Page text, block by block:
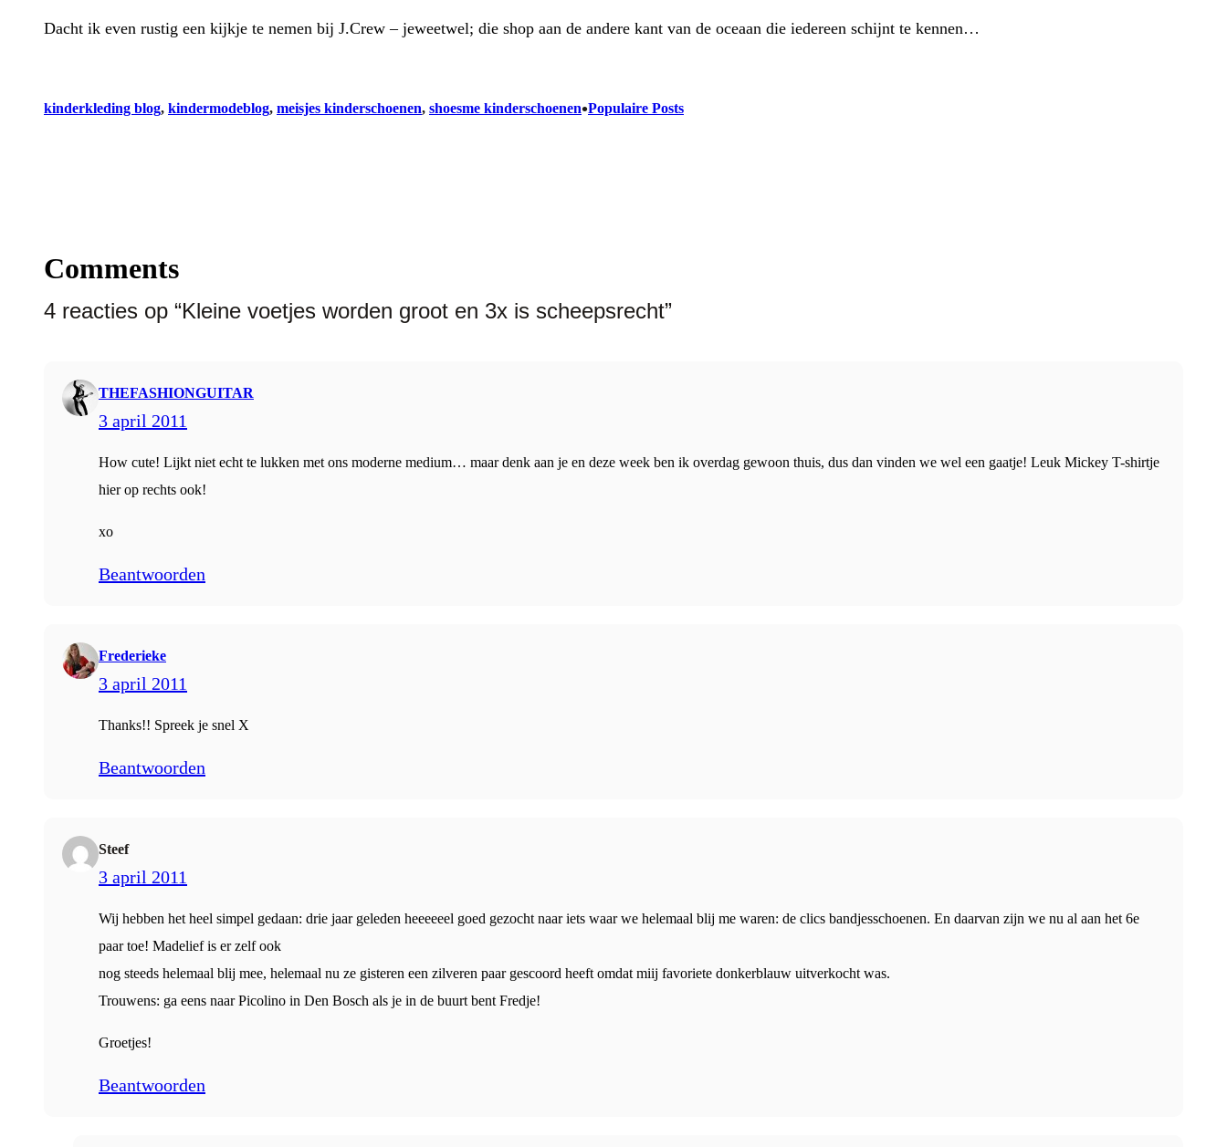
Dacht ik even rustig een kijkje te nemen bij J.Crew – jeweetwel; die shop aan de andere kant van de oceaan die iedereen schijnt te kennen…
kinderkleding blog, kindermodeblog, meisjes kinderschoenen, shoesme kinderschoenen•Populaire Posts
Comments
4 reacties op “Kleine voetjes worden groot en 3x is scheepsrecht”
THEFASHIONGUITAR
3 april 2011
How cute! Lijkt niet echt te lukken met ons moderne medium… maar denk aan je en deze week ben ik overdag gewoon thuis, dus dan vinden we wel een gaatje! Leuk Mickey T-shirtje
hier op rechts ook!
xo
Beantwoorden
Frederieke
3 april 2011
Thanks!! Spreek je snel X
Beantwoorden
Steef
3 april 2011
Wij hebben het heel simpel gedaan: drie jaar geleden heeeeeel goed gezocht naar iets waar we helemaal blij me waren: de clics bandjesschoenen. En daarvan zijn we nu al aan het 6e
paar toe! Madelief is er zelf ook
nog steeds helemaal blij mee, helemaal nu ze gisteren een zilveren paar gescoord heeft omdat miij favoriete donkerblauw uitverkocht was.
Trouwens: ga eens naar Picolino in Den Bosch als je in de buurt bent Fredje!
Groetjes!
Beantwoorden